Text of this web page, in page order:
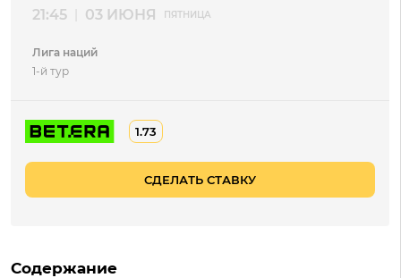
21:45 03 ИЮНЯ ПЯТНИЦА
Лига наций
1-й тур
1.73
СДЕЛАТЬ СТАВКУ
Содержание